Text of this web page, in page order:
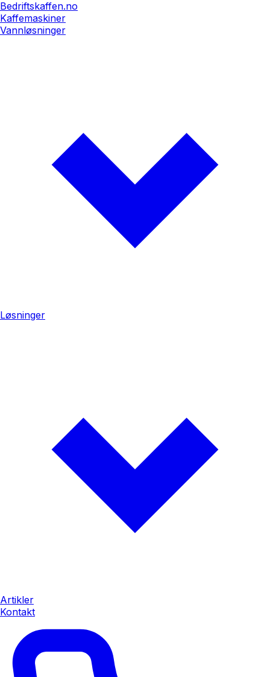
Bedriftskaffen.no
Kaffemaskiner
Vannløsninger
Løsninger
Artikler
Kontakt